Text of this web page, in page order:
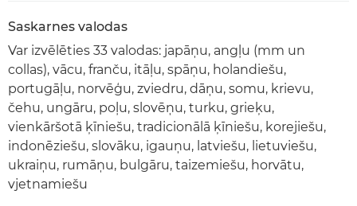
Saskarnes valodas
Var izvēlēties 33 valodas: japāņu, angļu (mm un
collas), vācu, franču, itāļu, spāņu, holandiešu,
portugāļu, norvēģu, zviedru, dāņu, somu, krievu,
čehu, ungāru, poļu, slovēņu, turku, grieķu,
vienkāršotā ķīniešu, tradicionālā ķīniešu, korejiešu,
indonēziešu, slovāku, igauņu, latviešu, lietuviešu,
ukraiņu, rumāņu, bulgāru, taizemiešu, horvātu,
vjetnamiešu